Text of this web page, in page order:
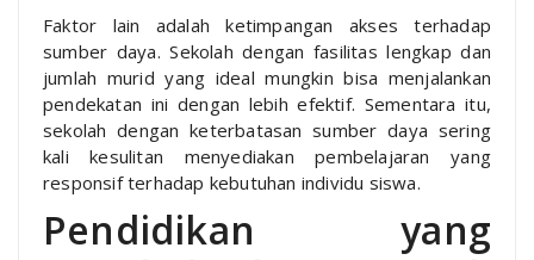
Faktor lain adalah ketimpangan akses terhadap
sumber daya. Sekolah dengan fasilitas lengkap dan
jumlah murid yang ideal mungkin bisa menjalankan
pendekatan ini dengan lebih efektif. Sementara itu,
sekolah dengan keterbatasan sumber daya sering
kali kesulitan menyediakan pembelajaran yang
responsif terhadap kebutuhan individu siswa.
Pendidikan yang